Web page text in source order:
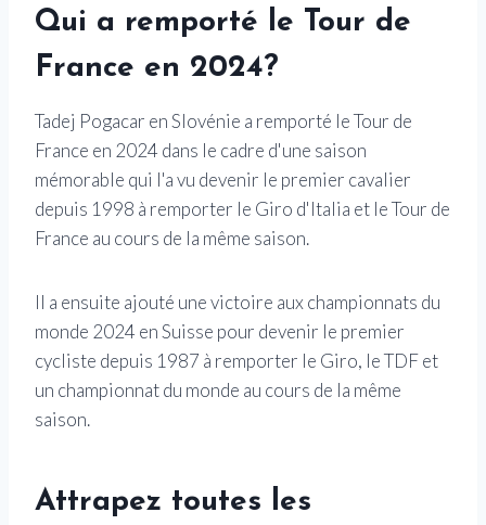
Qui a remporté le Tour de
France en 2024?
Tadej Pogacar en Slovénie a remporté le Tour de
France en 2024 dans le cadre d'une saison
mémorable qui l'a vu devenir le premier cavalier
depuis 1998 à remporter le Giro d'Italia et le Tour de
France au cours de la même saison.
Il a ensuite ajouté une victoire aux championnats du
monde 2024 en Suisse pour devenir le premier
cycliste depuis 1987 à remporter le Giro, le TDF et
un championnat du monde au cours de la même
saison.
Attrapez toutes les